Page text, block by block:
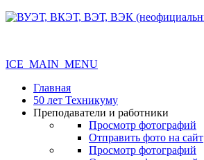
ICE_MAIN_MENU
Главная
50 лет Техникуму
Преподаватели и работники
Просмотр фотографий
Отправить фото на сайт
Просмотр фотографий